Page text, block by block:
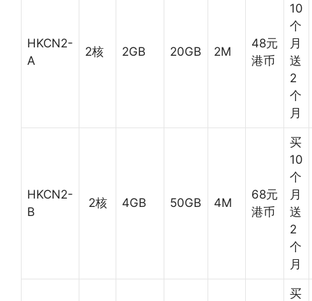
HKCN2-
A
2核 2GB 20GB 2M
48元
港币
10
个
月
送
2
个
月
HKCN2-
B
2核 4GB 50GB 4M
68元
港币
买
10
个
月
送
2
个
月
买